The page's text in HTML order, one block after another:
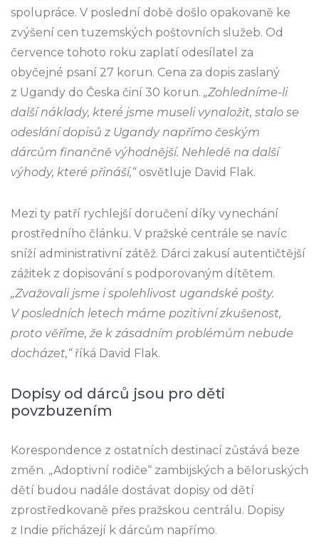
spolupráce. V poslední době došlo opakovaně ke
zvýšení cen tuzemských poštovních služeb. Od
července tohoto roku zaplatí odesílatel za
obyčejné psaní 27 korun. Cena za dopis zaslaný
z Ugandy do Česka činí 30 korun. „Zohledníme-li
další náklady, které jsme museli vynaložit, stalo se
odeslání dopisů z Ugandy napřímo českým
dárcům finančně výhodnější. Nehledě na další
výhody, které přináší,“osvětluje David Flak.
Mezi ty patří rychlejší doručení díky vynechání
prostředního článku. V pražské centrále se navíc
sníží administrativní zátěž. Dárci zakusí autentičtější
zážitek z dopisování s podporovaným dítětem.
„Zvažovali jsme i spolehlivost ugandské pošty.
V posledních letech máme pozitivní zkušenost,
proto věříme, že k zásadním problémům nebude
docházet,“říká David Flak.
Dopisy od dárců jsou pro děti
povzbuzením
Korespondence z ostatních destinací zůstává beze
změn. „Adoptivní rodiče“ zambijských a běloruských
dětí budou nadále dostávat dopisy od dětí
zprostředkovaně přes pražskou centrálu. Dopisy
z Indie přicházejí k dárcům napřímo.